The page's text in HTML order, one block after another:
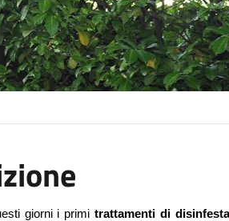
giorni i primi trattamenti di